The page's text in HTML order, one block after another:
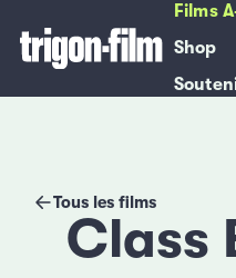
Films
Shop
Tous les films
Class